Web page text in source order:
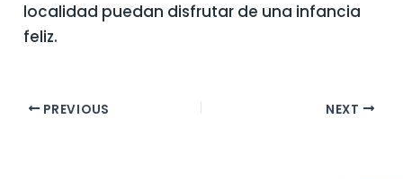
localidad puedan disfrutar de una infancia
feliz.
PREVIOUS NEXT